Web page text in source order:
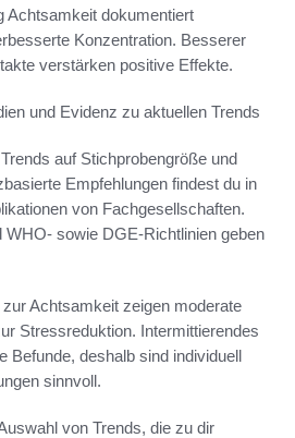
Achtsamkeit dokumentiert
Konzentration. Besserer
verstärken positive Effekte.
und Evidenz zu aktuellen Trends
auf Stichprobengröße und
Empfehlungen findest du in
von Fachgesellschaften.
WHO- sowie DGE-Richtlinien geben
Achtsamkeit zeigen moderate
Stressreduktion. Intermittierendes
Befunde, deshalb sind individuell
sinnvoll.
von Trends, die zu dir